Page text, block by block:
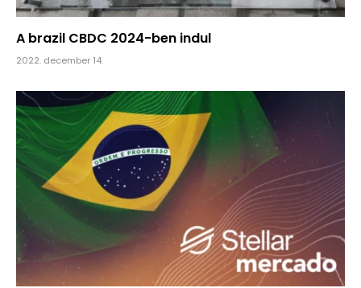
A brazil CBDC 2024-ben indul
2022. december 14.